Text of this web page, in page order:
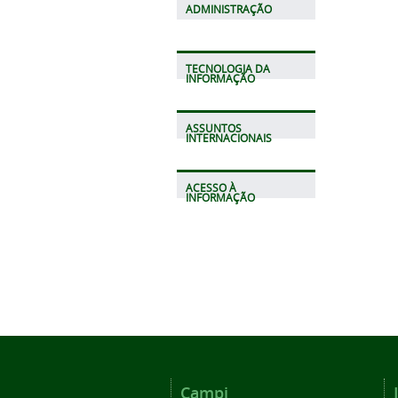
ADMINISTRAÇÃO
TECNOLOGIA DA
INFORMAÇÃO
ASSUNTOS
INTERNACIONAIS
ACESSO À
INFORMAÇÃO
Campi